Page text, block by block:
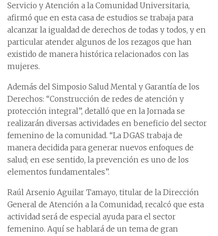
Servicio y Atención a la Comunidad Universitaria,
afirmó que en esta casa de estudios se trabaja para
alcanzar la igualdad de derechos de todas y todos, y en
particular atender algunos de los rezagos que han
existido de manera histórica relacionados con las
mujeres.
Además del Simposio Salud Mental y Garantía de los
Derechos: “Construcción de redes de atención y
protección integral”, detalló que en la Jornada se
realizarán diversas actividades en beneficio del sector
femenino de la comunidad. “La DGAS trabaja de
manera decidida para generar nuevos enfoques de
salud; en ese sentido, la prevención es uno de los
elementos fundamentales”.
Raúl Arsenio Aguilar Tamayo, titular de la Dirección
General de Atención a la Comunidad, recalcó que esta
actividad será de especial ayuda para el sector
femenino. Aquí se hablará de un tema de gran